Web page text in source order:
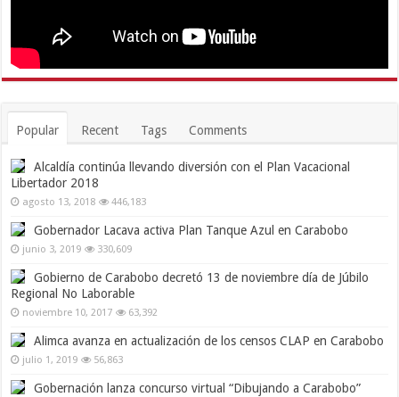
Popular Recent Tags Comments
Alcaldía continúa llevando diversión con el Plan Vacacional
Libertador 2018
agosto 13, 2018 446,183
Gobernador Lacava activa Plan Tanque Azul en Carabobo
junio 3, 2019 330,609
Gobierno de Carabobo decretó 13 de noviembre día de Júbilo
Regional No Laborable
noviembre 10, 2017 63,392
Alimca avanza en actualización de los censos CLAP en Carabobo
julio 1, 2019 56,863
Gobernación lanza concurso virtual “Dibujando a Carabobo”